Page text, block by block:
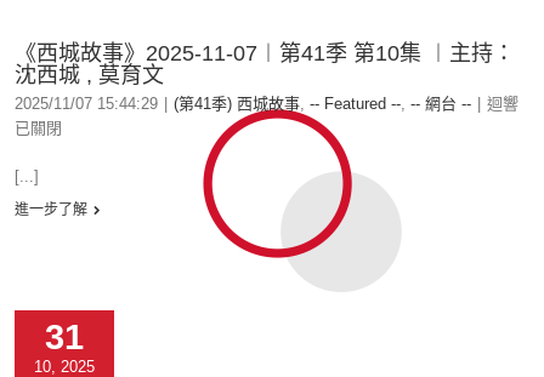
《西城故事》2025-11-07︱第41季 第10集 ︱主持：
沈西城 , 莫育文
2025/11/07 15:44:29 (第41季) 西城故事, -- Featured --, -- 網台 --
迴響
已關閉
[...]
進一步了解
31
10, 2025